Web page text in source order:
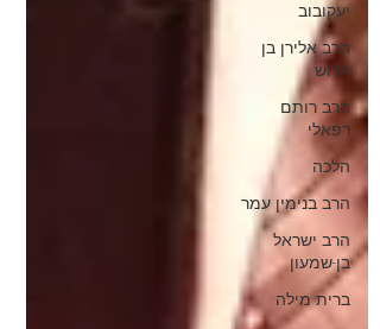
יעקובוב
הרב אלירן בן
הרוש
הרב רותם
רפאלי
הלכה
הרב בנימין עמר
הרב ישראל
בן-שמעון
ברית מילה